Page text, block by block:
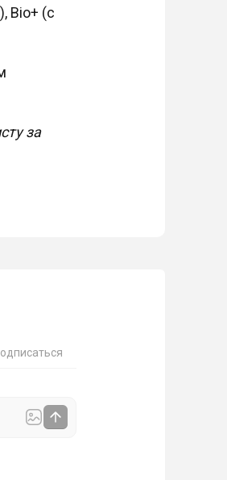
Bio+ (с
за